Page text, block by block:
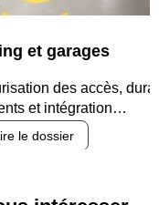
durabilité des